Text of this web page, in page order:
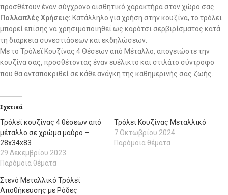
προσθέτουν έναν σύγχρονο αισθητικό χαρακτήρα στον χώρο σας.
Πολλαπλές Χρήσεις: Κατάλληλο για χρήση στην κουζίνα, το τρόλεϊ
μπορεί επίσης να χρησιμοποιηθεί ως καρότσι σερβιρίσματος κατά
τη διάρκεια συνεστιάσεων και εκδηλώσεων.
Με το Τρόλεϊ Κουζίνας 4 Θέσεων από Μέταλλο, απογειώστε την
κουζίνα σας, προσθέτοντας έναν ευέλικτο και στιλάτο σύντροφο
που θα ανταποκριθεί σε κάθε ανάγκη της καθημερινής σας ζωής.
Σχετικά
Τρόλεϊ κουζίνας 4 θέσεων από
μέταλλο σε χρώμα μαύρο –
28x34x83
29 Δεκεμβρίου 2023
Παρόμοια θέματα
Τρόλει Κουζίνας Μεταλλικό
7 Οκτωβρίου 2024
Παρόμοια θέματα
Στενό Μεταλλικό Τρόλεϊ
Αποθήκευσης με Ρόδες